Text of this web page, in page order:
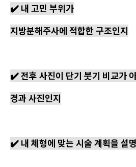
✔️ 내 고민 부위가
지방분해주사에 적합한 구조인지
✔️ 전후 사진이 단기 붓기 비교가
경과 사진인지
✔️ 내 체형에 맞는 시술 계획을 설